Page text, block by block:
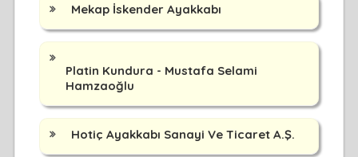
Mekap İskender Ayakkabı
Platin Kundura - Mustafa Selami
Hamzaoğlu
Hotiç Ayakkabı Sanayi Ve Ticaret A.Ş.